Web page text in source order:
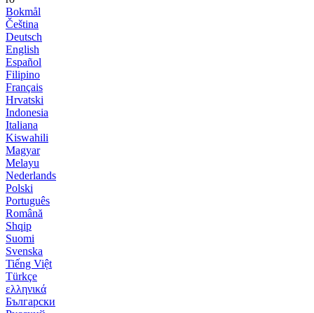
Bokmål
Čeština
Deutsch
English
Español
Filipino
Français
Hrvatski
Indonesia
Italiana
Kiswahili
Magyar
Melayu
Nederlands
Polski
Português
Română
Shqip
Suomi
Svenska
Tiếng Việt
Türkçe
ελληνικά
Български